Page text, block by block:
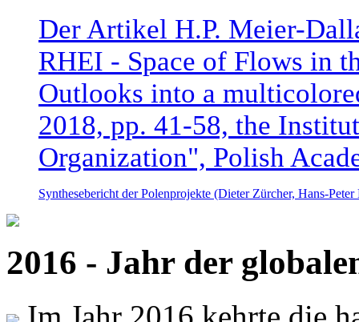
Der Artikel H.P. Meier-
RHEI - Space of Flows in
Outlooks into a
2018, pp. 41-58, the
Organization", Polish
Synthesebericht der Polenprojekte (Dieter Zürcher, Hans-
2016 - Jahr der